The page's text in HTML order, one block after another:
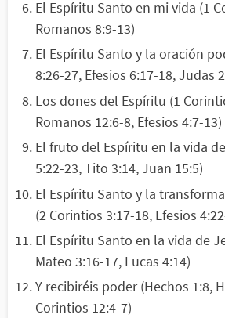
El Espíritu Santo en mi vida (1
Romanos 8:9-13)
El Espíritu Santo y la oración
8:26-27, Efesios 6:17-18, Judas
Los dones del Espíritu (1
Romanos 12:6-8, Efesios 4:7-13)
El fruto del Espíritu en la vida
5:22-23, Tito 3:14, Juan 15:5)
El Espíritu Santo y la
(2 Corintios 3:17-18, Efesios
El Espíritu Santo en la vida de
Mateo 3:16-17, Lucas 4:14)
Y recibiréis poder (Hechos 1:8,
Corintios 12:4-7)